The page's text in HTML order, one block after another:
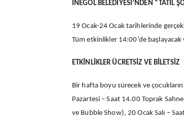
İNEGÖL BELEDİYESİ’NDEN “TATİL
19 Ocak-24 Ocak tarihlerinde
Tüm etkinlikler 14:00’de
ETKİNLİKLER ÜCRETSİZ VE BİLETSİZ
Bir hafta boyu sürecek ve
Pazartesi – Saat 14.00 Toprak
ve Bubble Show), 20 Ocak Salı –